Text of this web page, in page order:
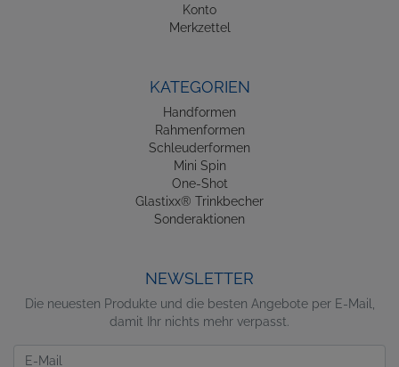
Konto
Merkzettel
KATEGORIEN
Handformen
Rahmenformen
Schleuderformen
Mini Spin
One-Shot
Glastixx® Trinkbecher
Sonderaktionen
NEWSLETTER
Die neuesten Produkte und die besten Angebote per E-Mail,
damit Ihr nichts mehr verpasst.